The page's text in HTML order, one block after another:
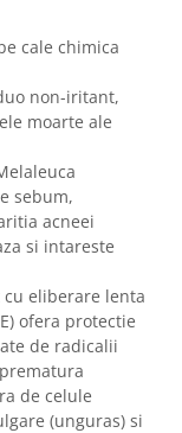
cale chimica
non-iritant,
moarte ale
sebum,
acneei
si intareste
cu eliberare lenta
ofera protectie
de radicalii
de celule
(unguras) si